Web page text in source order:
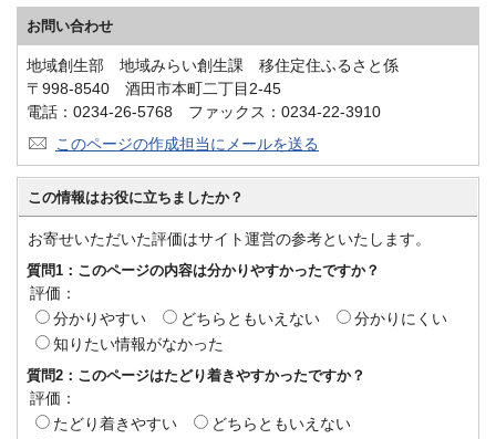
お問い合わせ
地域創生部 地域みらい創生課 移住定住ふるさと係
〒998-8540 酒田市本町二丁目2-45
電話：0234-26-5768 ファックス：0234-22-3910
このページの作成担当にメールを送る
この情報はお役に立ちましたか？
お寄せいただいた評価はサイト運営の参考といたします。
質問1：このページの内容は分かりやすかったですか？
評価：
分かりやすい
どちらともいえない
分かりにくい
知りたい情報がなかった
質問2：このページはたどり着きやすかったですか？
評価：
たどり着きやすい
どちらともいえない